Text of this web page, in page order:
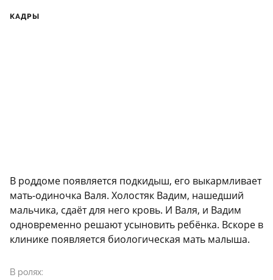
КАДРЫ
В роддоме появляется подкидыш, его выкармливает
мать-одиночка Валя. Холостяк Вадим, нашедший
мальчика, сдаёт для него кровь. И Валя, и Вадим
одновременно решают усыновить ребёнка. Вскоре в
клинике появляется биологическая мать малыша.
В ролях: